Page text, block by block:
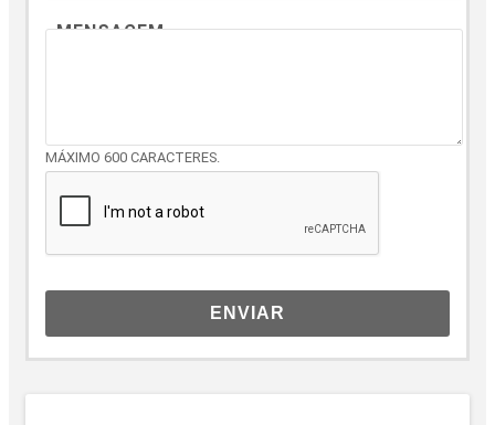
MENSAGEM
MÁXIMO 600 CARACTERES.
ENVIAR